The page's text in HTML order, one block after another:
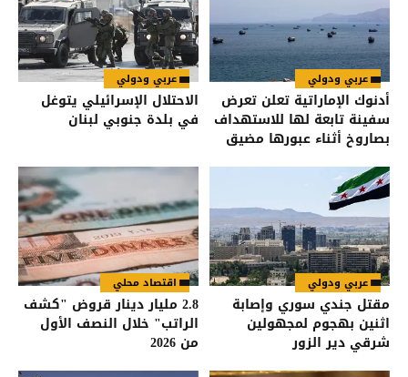
عربي ودولي
أدنوك الإماراتية تعلن تعرض
سفينة تابعة لها للاستهداف
بصاروخ أثناء عبورها مضيق
عربي ودولي
الاحتلال الإسرائيلي يتوغل
في بلدة جنوبي لبنان
عربي ودولي
مقتل جندي سوري وإصابة
اثنين بهجوم لمجهولين
شرقي دير الزور
اقتصاد محلي
2.8 مليار دينار قروض "كشف
الراتب" خلال النصف الأول
من 2026